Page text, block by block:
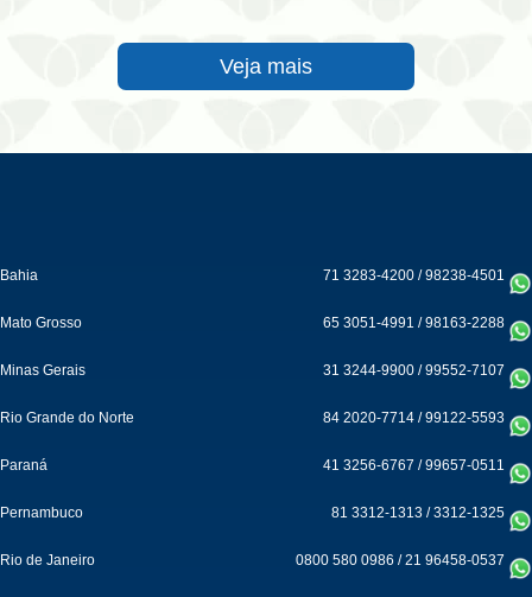
Veja mais
Bahia 71 3283-4200 /98238-4501
Mato Grosso 65 3051-4991 /98163-2288
Minas Gerais 31 3244-9900 /99552-7107
Rio Grande do Norte 84 2020-7714 /99122-5593
Paraná 41 3256-6767 /99657-0511
Pernambuco 81 3312-1313 /3312-1325
Rio de Janeiro 0800 580 0986 /21 96458-0537